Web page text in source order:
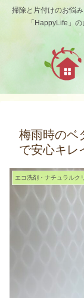
掃除と片付けのお悩
「HappyLife」
梅雨時のベ
で安心キレ
エコ洗剤・ナチュラルク